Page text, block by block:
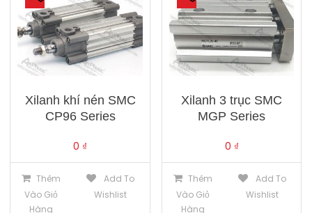
Xilanh khí nén SMC
CP96 Series
0 ₫
Thêm
Vào Giỏ
Hàng
Add To
Wishlist
Xilanh 3 trục SMC
MGP Series
0 ₫
Thêm
Vào Giỏ
Hàng
Add To
Wishlist